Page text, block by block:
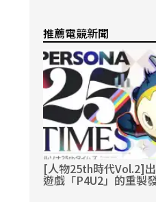
推薦電競新聞
[人物25th時代Vol.2]
遊戲「P4U2」的重製